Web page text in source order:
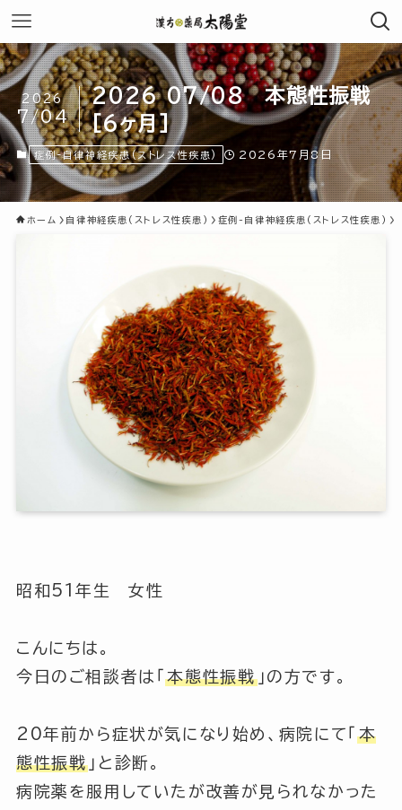
2026 07/08 本態性振戦
[6ヶ月]
2026
7/04
症例-自律神経疾患(ストレス性疾患) 2026年7月8日
ホーム 自律神経疾患(ストレス性疾患) 症例-自律神経疾患(ストレス性疾患)
昭和51年生 女性
こんにちは。
今日のご相談者は「本態性振戦」の方です。
20年前から症状が気になり始め、病院にて
本
態性振戦 」 と診断。
病院薬を服用していたが改善が見られなかった